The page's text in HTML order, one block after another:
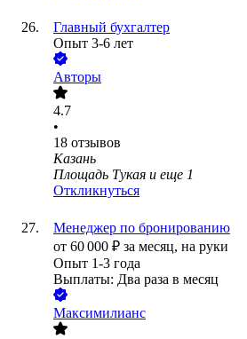
Главный бухгалтер
Опыт 3-6 лет
Авторы
4.7
•
18 отзывов
Казань
Площадь Тукая и еще 1
Откликнуться
Менеджер по бронированию
от 60 000 ₽ за месяц, на руки
Опыт 1-3 года
Выплаты: Два раза в месяц
Максимилианс